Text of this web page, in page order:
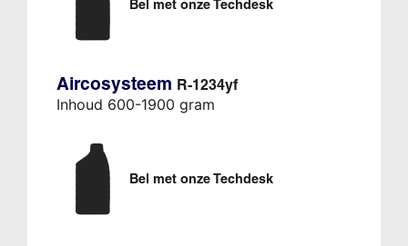
Bel met onze Techdesk
Aircosysteem R-1234yf
Inhoud 600-1900 gram
Bel met onze Techdesk